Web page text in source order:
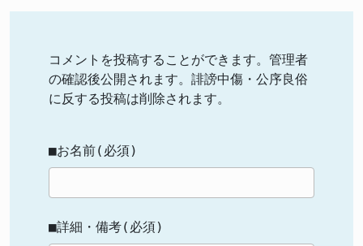
コメントを投稿することができます。管理者
の確認後公開されます。誹謗中傷・公序良俗
に反する投稿は削除されます。
■お名前(必須)
■詳細・備考(必須)